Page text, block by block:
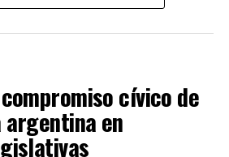
que convierte al caso en un tema
el mercado paraguayo, donde la
de franquicia.
Leal Machado
cívico de
en